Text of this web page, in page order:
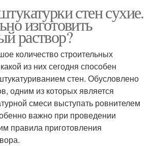
стен сухие.
изготовить
раствор?
количество строительных
из них сегодня способен
стен. Обусловлено
одним из которых является
смеси выступать ровнителем
важно при проведении
правила приготовления